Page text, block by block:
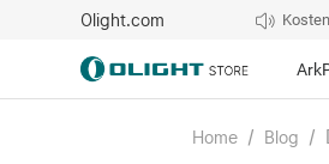
Olight.com
Home / Blog /